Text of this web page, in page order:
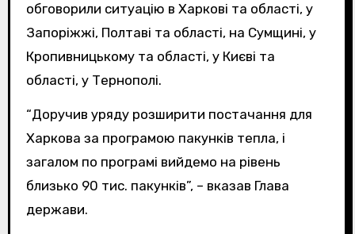
обговорили ситуацію в Харкові та області, у
Запоріжжі, Полтаві та області, на Сумщині, у
Кропивницькому та області, у Києві та
області, у Тернополі.
“Доручив уряду розширити постачання для
Харкова за програмою пакунків тепла, і
загалом по програмі вийдемо на рівень
близько 90 тис. пакунків”, – вказав Глава
держави.